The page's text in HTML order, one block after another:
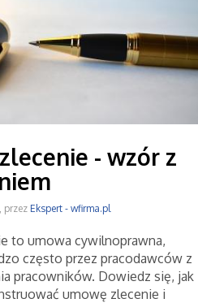
- wzór z
przez Ekspert - wfirma.pl
to umowa cywilnoprawna,
często przez pracodawców z
pracowników. Dowiedz się, jak
umowę zlecenie i